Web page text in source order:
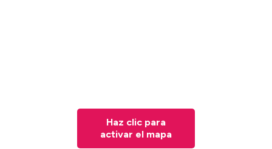
Haz clic para
activar el mapa